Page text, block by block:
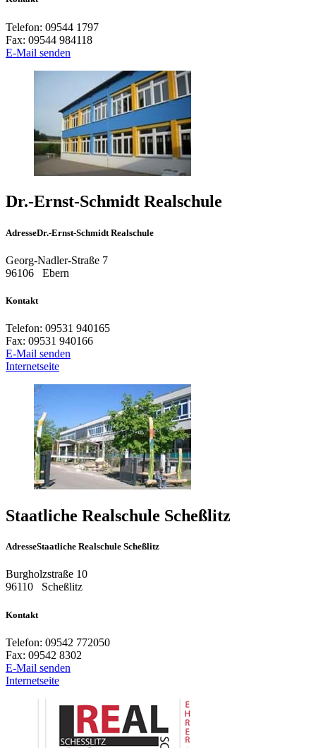
Telefon: 09544 1797
Fax: 09544 984118
E-Mail senden
Dr.-Ernst-Schmidt Realschule
AdresseDr.-Ernst-Schmidt Realschule
Georg-Nadler-Straße 7
96106
Ebern
Kontakt
Telefon: 09531 940165
Fax: 09531 940166
E-Mail senden
Internetseite
Staatliche Realschule Scheßlitz
AdresseStaatliche Realschule Scheßlitz
Burgholzstraße 10
96110
Scheßlitz
Kontakt
Telefon: 09542 772050
Fax: 09542 8302
E-Mail senden
Internetseite